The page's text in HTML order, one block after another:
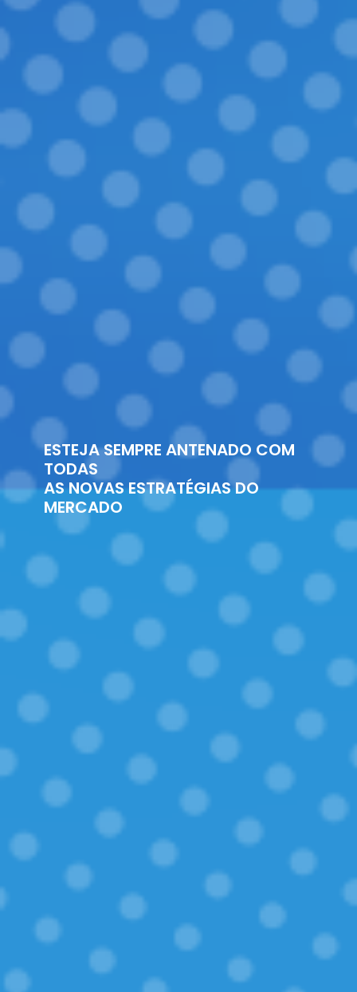
ESTEJA SEMPRE ANTENADO COM
TODAS
AS NOVAS ESTRATÉGIAS DO
MERCADO